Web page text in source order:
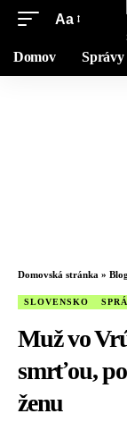
Aa
Domov Správy
Domovská stránka » Blog
SLOVENSKO
Muž vo
smrťou,
ženu